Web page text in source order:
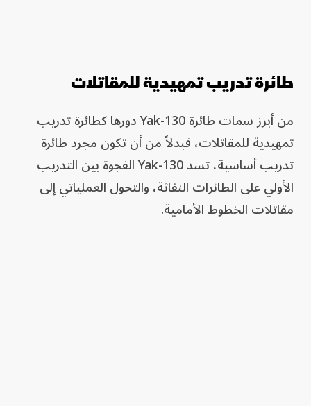
طائرة تدريب تمهيدية للمقاتلات
من أبرز سمات طائرة Yak-130 دورها كطائرة تدريب
تمهيدية للمقاتلات، فبدلاً من أن تكون مجرد طائرة
تدريب أساسية، تسد Yak-130 الفجوة بين التدريب
الأولي على الطائرات النفاثة، والتحول العملياتي إلى
مقاتلات الخطوط الأمامية.